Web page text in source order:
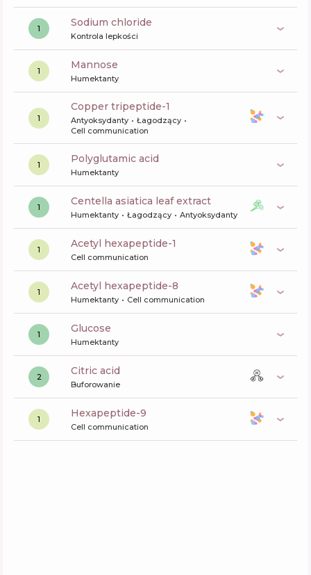
1 sodium chloride
Kontrola lepkości
1 mannose
Humektanty
1
copper tripeptide-1
Antyoksydanty
Łagodzący
Cell communication
1 polyglutamic acid
Humektanty
1 centella asiatica leaf extract
Humektanty Łagodzący Antyoksydanty
1 acetyl hexapeptide-1
Cell communication
1 acetyl hexapeptide-8
Humektanty Cell communication
1 glucose
Humektanty
2 citric acid
Buforowanie
1 hexapeptide-9
Cell communication